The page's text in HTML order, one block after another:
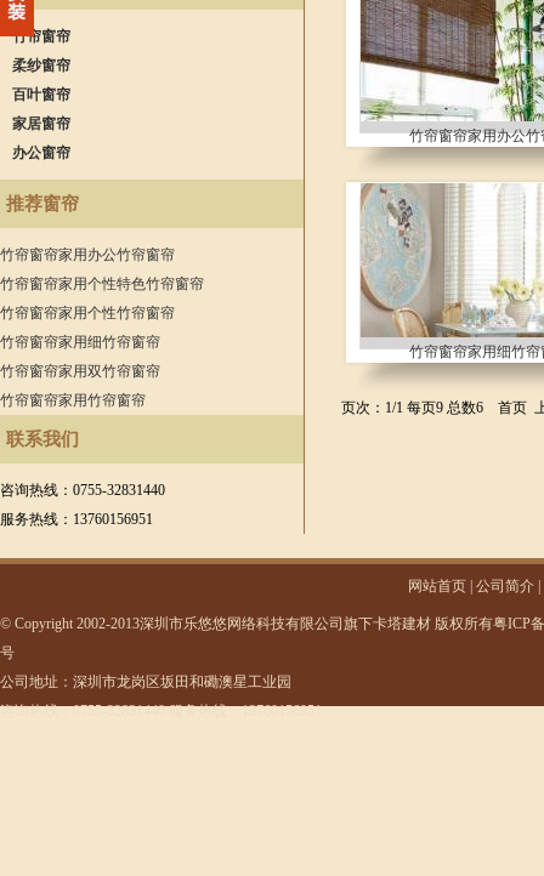
竹帘窗帘
柔纱窗帘
百叶窗帘
家居窗帘
办公窗帘
推荐窗帘
竹帘窗帘家用办公竹帘窗帘
竹帘窗帘家用个性特色竹帘窗帘
竹帘窗帘家用个性竹帘窗帘
竹帘窗帘家用细竹帘窗帘
竹帘窗帘家用双竹帘窗帘
竹帘窗帘家用竹帘窗帘
联系我们
咨询热线：0755-32831440
服务热线：13760156951
竹帘窗帘家用办公竹
竹帘窗帘家用细竹帘
页次：1/1 每页9 总数6 首页
网站首页 公司简介
© Copyright 2002-2013深圳市乐悠悠网络科技有限公司旗下卡塔建材 版权所有粤ICP
号
公司地址：深圳市龙岗区坂田和磡澳星工业园
咨询热线：0755-32831440 服务热线：13760156951